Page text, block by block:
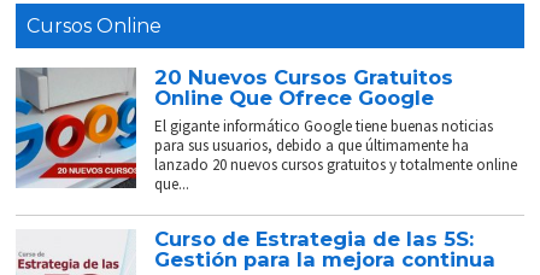
Cursos Online
20 Nuevos Cursos Gratuitos
Online Que Ofrece Google
El gigante informático Google tiene buenas noticias
para sus usuarios, debido a que últimamente ha
lanzado 20 nuevos cursos gratuitos y totalmente online
que...
Curso de Estrategia de las 5S:
Gestión para la mejora continua